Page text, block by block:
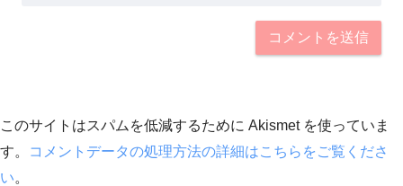
このサイトはスパムを低減するために Akismet を使っていま
す。
コメントデータの処理方法の詳細はこちらをご覧くださ
い。